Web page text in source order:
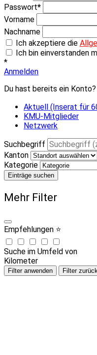
Passwort*
Vorname
Nachname
Ich akzeptiere die
Ich bin einverstanden
*
Anmelden
Du hast bereits ein
Aktuell (Inserat für
KMU-Mitglieder
Netzwerk
Suchbegriff
Kanton
Kategorie
Einträge suchen
Mehr Filter
Empfehlungen ⭐
Suche im Umfeld von
Kilometer
Filter anwenden Filter